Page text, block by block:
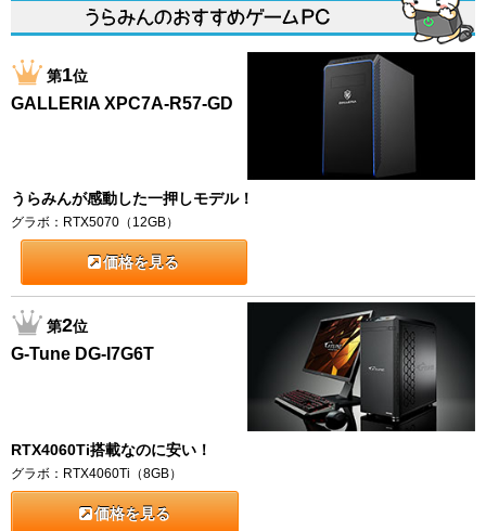
第1位
GALLERIA XPC7A-R57-GD
うらみんが感動した一押しモデル！
グラボ：RTX5070（12GB）
価格を見る
第2位
G-Tune DG-I7G6T
RTX4060Ti搭載なのに安い！
グラボ：RTX4060Ti（8GB）
価格を見る